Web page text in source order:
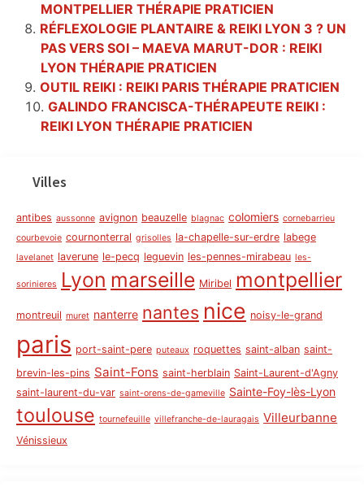
MONTPELLIER THÉRAPIE PRATICIEN
RÉFLEXOLOGIE PLANTAIRE & REIKI LYON 3 ? UN
PAS VERS SOI – MAEVA MARUT-DOR : REIKI
LYON THÉRAPIE PRATICIEN
OUTIL REIKI : REIKI PARIS THÉRAPIE PRATICIEN
GALINDO FRANCISCA-THÉRAPEUTE REIKI :
REIKI LYON THÉRAPIE PRATICIEN
Villes
antibes aussonne avignon beauzelle blagnac colomiers cornebarrieu
courbevoie cournonterral grisolles la-chapelle-sur-erdre labege
lavelanet laverune le-pecq leguevin les-pennes-mirabeau les-
sorinieres Lyon marseille Miribel montpellier
montreuil muret nanterre nantes nice noisy-le-grand
paris port-saint-pere puteaux roquettes saint-alban saint-
brevin-les-pins Saint-Fons saint-herblain Saint-Laurent-d'Agny
saint-laurent-du-var saint-orens-de-gameville Sainte-Foy-lès-Lyon
toulouse tournefeuille villefranche-de-lauragais Villeurbanne
Vénissieux